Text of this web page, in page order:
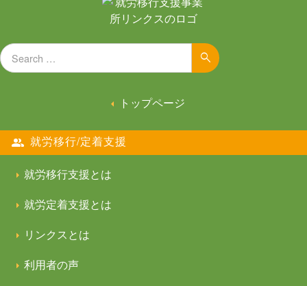
Search for: Search
トップページ
就労移行/定着支援
就労移行支援とは
就労定着支援とは
リンクスとは
利用者の声